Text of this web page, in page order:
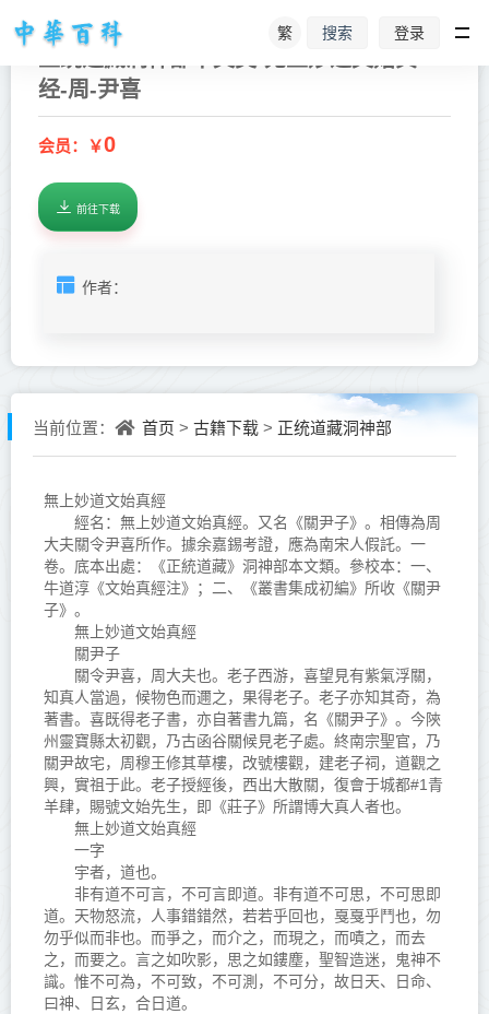
繁 搜索 登录
经-周-尹喜
会员：￥0
前往下载
作者：
当前位置： 首页 > 古籍下载 > 正统道藏洞神部
無上妙道文始真經
經名：無上妙道文始真經。又名《關尹子》。相傳為周
大夫關令尹喜所作。據余嘉錫考證，應為南宋人假託。一
卷。底本出處：《正統道藏》洞神部本文類。參校本：一、
牛道淳《文始真經注》；二、《叢書集成初編》所收《關尹
子》。
無上妙道文始真經
關尹子
關令尹喜，周大夫也。老子西游，喜望見有紫氣浮關，
知真人當過，候物色而邇之，果得老子。老子亦知其奇，為
著書。喜既得老子書，亦自著書九篇，名《關尹子》。今陝
州靈寶縣太初觀，乃古函谷關候見老子處。終南宗聖官，乃
關尹故宅，周穆王修其草樓，改號樓觀，建老子祠，道觀之
興，實祖于此。老子授經後，西出大散關，復會于城都#1青
羊肆，賜號文始先生，即《莊子》所謂博大真人者也。
無上妙道文始真經
一字
宇者，道也。
非有道不可言，不可言即道。非有道不可思，不可思即
道。天物怒流，人事錯錯然，若若乎回也，戛戛乎鬥也，勿
勿乎似而非也。而爭之，而介之，而現之，而嘖之，而去
之，而要之。言之如吹影，思之如鏤塵，聖智造迷，鬼神不
識。惟不可為，不可致，不可測，不可分，故日天、日命、
曰神、日玄，合日道。